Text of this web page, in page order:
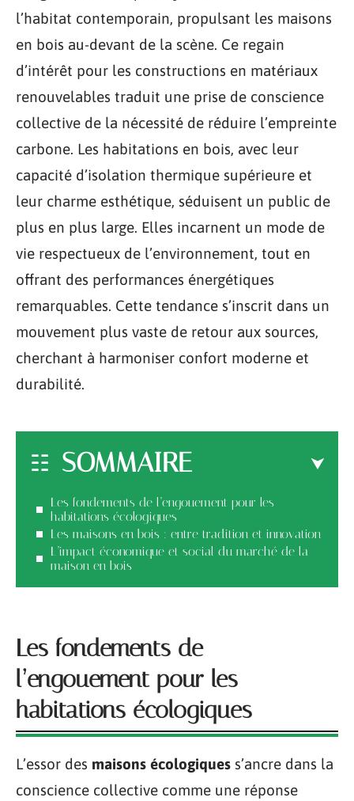
l’habitat contemporain, propulsant les maisons
en bois au-devant de la scène. Ce regain
d’intérêt pour les constructions en matériaux
renouvelables traduit une prise de conscience
collective de la nécessité de réduire l’empreinte
carbone. Les habitations en bois, avec leur
capacité d’isolation thermique supérieure et
leur charme esthétique, séduisent un public de
plus en plus large. Elles incarnent un mode de
vie respectueux de l’environnement, tout en
offrant des performances énergétiques
remarquables. Cette tendance s’inscrit dans un
mouvement plus vaste de retour aux sources,
cherchant à harmoniser confort moderne et
durabilité.
SOMMAIRE
Les fondements de l’engouement pour les
habitations écologiques
Les maisons en bois : entre tradition et innovation
L’impact économique et social du marché de la
maison en bois
Les fondements de
l’engouement pour les
habitations écologiques
L’essor des maisons écologiques s’ancre dans la
conscience collective comme une réponse